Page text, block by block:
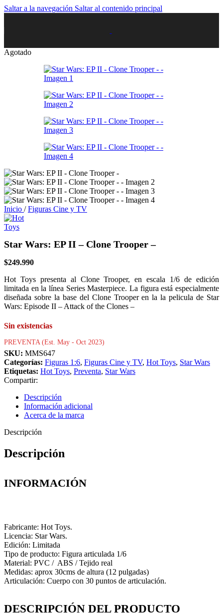
Saltar a la navegación Saltar al contenido principal
Agotado
Inicio / Figuras Cine y TV
Star Wars: EP II – Clone Trooper –
$249.990
Hot Toys presenta al Clone Trooper, en escala 1/6 de edición
limitada en la línea Series Masterpiece. La figura está especialmente
diseñada sobre la base del Clone Trooper en la la pelicula de Star
Wars: Episode II – Attack of the Clones –
Sin existencias
PREVENTA (Est. May - Oct 2023)
SKU: MMS647
Categorías: Figuras 1:6, Figuras Cine y TV, Hot Toys, Star Wars
Etiquetas: Hot Toys, Preventa, Star Wars
Compartir:
Descripción
Información adicional
Acerca de la marca
Descripción
Descripción
INFORMACIÓN
Fabricante: Hot Toys.
Licencia: Star Wars.
Edición: Limitada
Tipo de producto: Figura articulada 1/6
Material: PVC / ABS / Tejido real
Medidas: aprox 30cms de altura (12 pulgadas)
Articulación: Cuerpo con 30 puntos de articulación.
DESCRIPCIÓN DEL PRODUCTO